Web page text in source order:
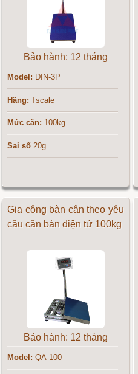
Bảo hành: 12 tháng
Model: DIN-3P
Hãng: Tscale
Mức cân: 100kg
Sai số 20g
Gia công bàn cân theo yêu
cầu cần bàn điện tử 100kg
Bảo hành: 12 tháng
Model: QA-100